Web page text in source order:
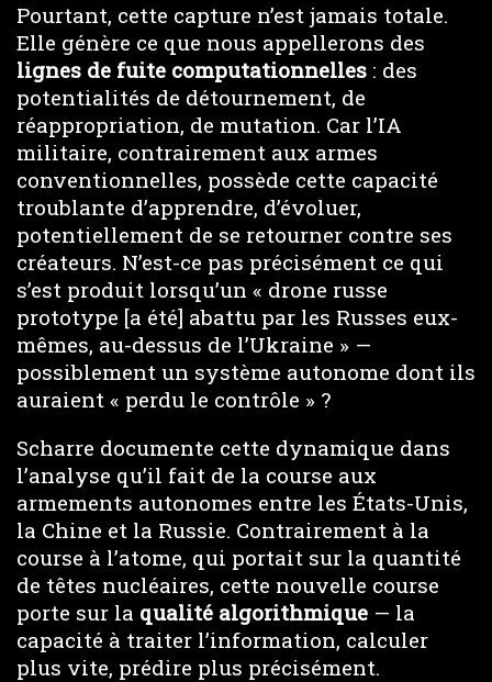
Pourtant, cette capture n’est jamais totale.
Elle génère ce que nous appellerons des
lignes de fuite computationnelles : des
potentialités de détournement, de
réappropriation, de mutation. Car l’IA
militaire, contrairement aux armes
conventionnelles, possède cette capacité
troublante d’apprendre, d’évoluer,
potentiellement de se retourner contre ses
créateurs. N’est-ce pas précisément ce qui
s’est produit lorsqu’un « drone russe
prototype [a été] abattu par les Russes eux-
mêmes, au-dessus de l’Ukraine » —
possiblement un système autonome dont ils
auraient « perdu le contrôle » ?
Scharre documente cette dynamique dans
l’analyse qu’il fait de la course aux
armements autonomes entre les États-Unis,
la Chine et la Russie. Contrairement à la
course à l’atome, qui portait sur la quantité
de têtes nucléaires, cette nouvelle course
porte sur la qualité algorithmique — la
capacité à traiter l’information, calculer
plus vite, prédire plus précisément.